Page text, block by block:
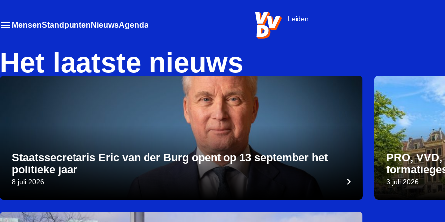
VVD.nl - Ga naar de homepage
Leiden
Toon het submenu van
Meer menu items
MensenStandpunten NieuwsAgenda
Het laatste nieuws
Staatssecretaris Eric van der Burg opent op 13 september het
politieke jaar
8 juli 2026
PRO,
3 juli 2026